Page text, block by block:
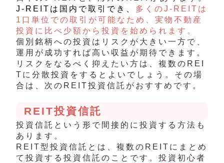
J-REITは国内で取引でき、 多くのJ-REITは
1口単位での取引が可能なため、実物不動産
投資に比べ少額から投資を始められます。
個別銘柄への投資はリスクが大きい一方で、
運用が成功すれば高い収益が期待できます。
リスクをなるべく抑えたい方は、複数のREI
Tに分散投資をするとよいでしょう。その場
合は、次のREIT投資信託がおすすめです。
REIT投資信託
投資信託という形で間接的に投資する方法も
あります。
REIT型投資信託とは、複数のREITにまとめ
て投資する投資信託のことです。投資初心者